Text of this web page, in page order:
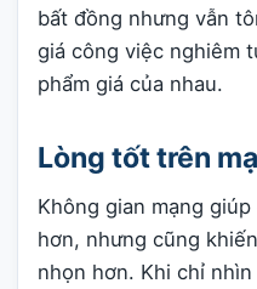
bất đồng nhưng vẫn
giá công việc nghiêm
phẩm giá của nhau.
Lòng tốt trên
Không gian mạng
hơn, nhưng cũng
nhọn hơn. Khi chỉ